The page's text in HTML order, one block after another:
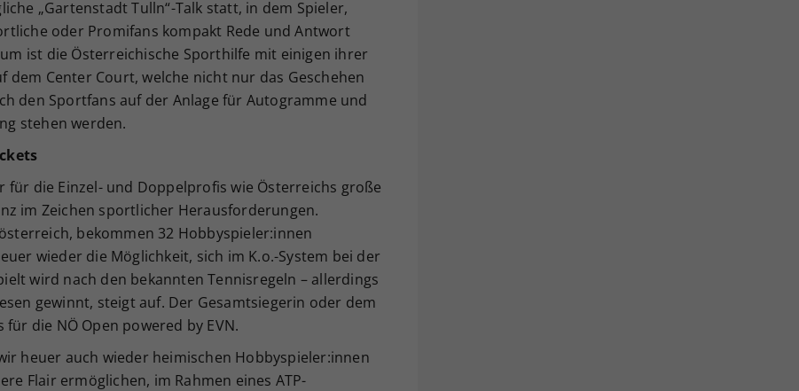
„Gartenstadt Tulln“-Talk statt, in dem Spieler,
oder Promifans kompakt Rede und Antwort
ist die Österreichische Sporthilfe mit einigen ihrer
dem Center Court, welche nicht nur das Geschehen
den Sportfans auf der Anlage für Autogramme und
stehen werden.
die Einzel- und Doppelprofis wie Österreichs große
im Zeichen sportlicher Herausforderungen.
bekommen 32 Hobbyspieler:innen
wieder die Möglichkeit, sich im K.o.-System bei der
wird nach den bekannten Tennisregeln – allerdings
gewinnt, steigt auf. Der Gesamtsiegerin oder dem
die NÖ Open powered by EVN.
heuer auch wieder heimischen Hobbyspieler:innen
Flair ermöglichen, im Rahmen eines ATP-